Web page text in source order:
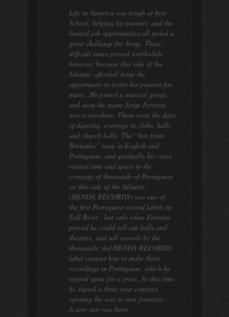
Life in America was tough at first.
School, helping his parents, and the
limited job opportunities all posed a
great challenge for Jorge. These
difficult times proved worthwhile
however, because this side of the
Atlantic afforded Jorge the
opportunity to foster his passion for
music. He joined a musical group,
and soon the name Jorge Ferreira
was everywhere. Those were the days
of dancing, evenings in clubs, halls
and church halls. The “boy from
Bretanha” sang in English and
Portuguese, and gradually his voice
earned time and space in the
evenings of thousands of Portuguese
on this side of the Atlantic.
(HENDA RECORDS) was one of
the first Portuguese record labels in
Fall River , but only when Ferreira
proved he could sell out halls and
theatres, and sell records by the
thousands, did HENDA RECORDS
label contact him to make three
recordings in Portuguese, which he
agreed upon for a price. At this time
he signed a three year contract
opening the way to new frontiers …
A new star was born.